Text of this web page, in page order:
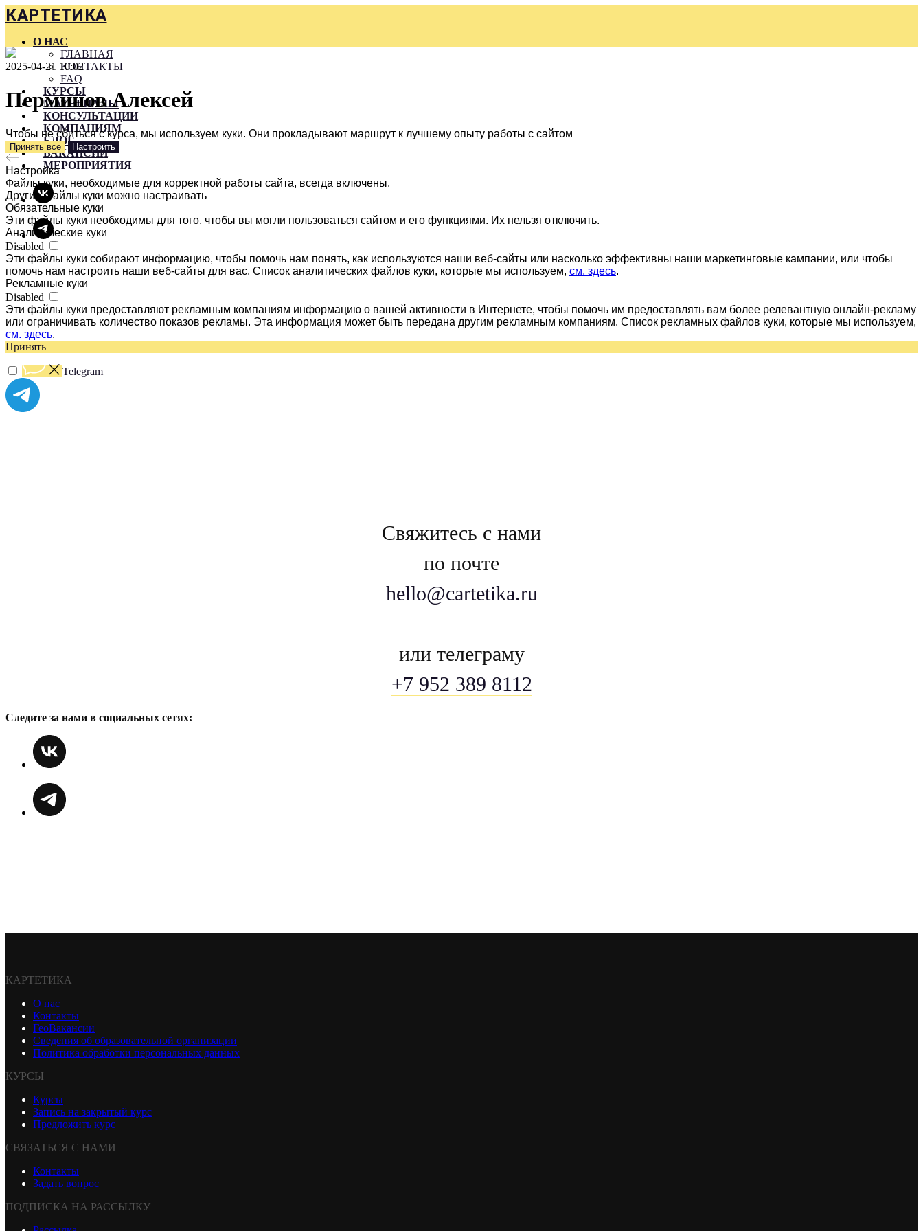
КАРТЕТИКА
О НАС
ГЛАВНАЯ
КОНТАКТЫ
FAQ
КУРСЫ
МАТЕРИАЛЫ
КОНСУЛЬТАЦИИ
КОМПАНИЯМ
БЛОГ
ВАКАНСИИ
МЕРОПРИЯТИЯ
2025-04-21 10:02
Перминов Алексей
Чтобы не сбиться с курса, мы используем куки. Они прокладывают маршрут к лучшему опыту работы с сайтом
Принять все Настроить
Настройка
Файлы куки, необходимые для корректной работы сайта, всегда включены.
Другие файлы куки можно настраивать
Обязательные куки
Эти файлы куки необходимы для того, чтобы вы могли пользоваться сайтом и его функциями. Их нельзя отключить.
Аналитические куки
Disabled
Эти файлы куки собирают информацию, чтобы помочь нам понять, как используются наши веб-сайты или насколько эффективны наши маркетинговые кампании, или чтобы
помочь нам настроить наши веб-сайты для вас. Список аналитических файлов куки, которые мы используем, см. здесь.
Рекламные куки
Disabled
Эти файлы куки предоставляют рекламным компаниям информацию о вашей активности в Интернете, чтобы помочь им предоставлять вам более релевантную онлайн-рекламу
или ограничивать количество показов рекламы. Эта информация может быть передана другим рекламным компаниям. Список рекламных файлов куки, которые мы используем,
см. здесь.
Принять
Telegram
Свяжитесь с нами
по почте
hello@cartetika.ru
или телеграму
+7 952 389 8112
Следите за нами в социальных сетях:
КАРТЕТИКА
О нас
Контакты
ГеоВакансии
Сведения об образовательной организации
Политика обработки персональных данных
КУРСЫ
Курсы
Запись на закрытый курс
Предложить курс
СВЯЗАТЬСЯ С НАМИ
Контакты
Задать вопрос
ПОДПИСКА НА РАССЫЛКУ